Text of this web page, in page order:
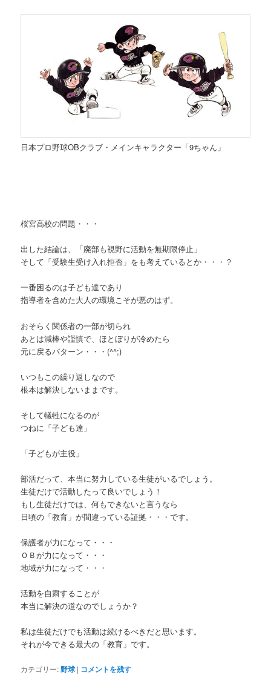
ン
日本プロ野球OBクラブ・メインキャラクター「9ちゃん」
桜宮高校の問題・・・
出した結論は、「廃部も視野に活動を無期限停止」
そして「受験生受け入れ拒否」をも考えているとか・・・？
一番困るのは子ども達であり
指導者を含めた大人の環境こそが悪のはず。
おそらく関係者の一部が切られ
あとは減棒や謹慎で、ほとぼりが冷めたら
元に戻るパターン・・・(^^;)
いつもこの繰り返しなので
根本は解決しないままです。
そして犠牲になるのが
つねに「子ども達」
「子どもが主役」
部活だって、本当に努力している生徒がいるでしょう。
生徒だけで活動したって良いでしょう！
もし生徒だけでは、何もできないと言うなら
日頃の「教育」が間違っている証拠・・・です。
保護者が力になって・・・
ＯＢが力になって・・・
地域が力になって・・・
活動を自粛することが
本当に解決の道なのでしょうか？
私は生徒だけでも活動は続けるべきだと思います。
それが今できる最大の「教育」です。
カテゴリー:野球 | コメントを残す